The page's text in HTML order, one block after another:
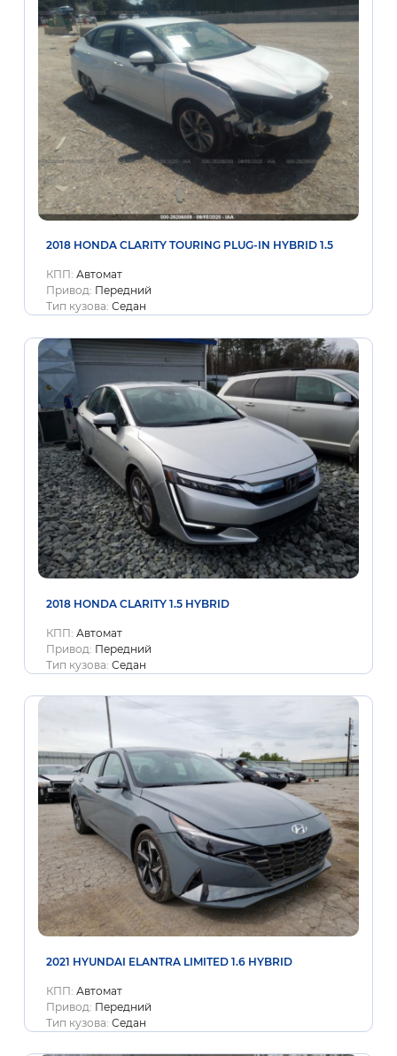
2018 HONDA CLARITY TOURING PLUG-IN HYBRID 1.5
КПП: Автомат
Привод: Передний
Тип кузова: Седан
2018 HONDA CLARITY 1.5 HYBRID
КПП: Автомат
Привод: Передний
Тип кузова: Седан
2021 HYUNDAI ELANTRA LIMITED 1.6 HYBRID
КПП: Автомат
Привод: Передний
Тип кузова: Седан